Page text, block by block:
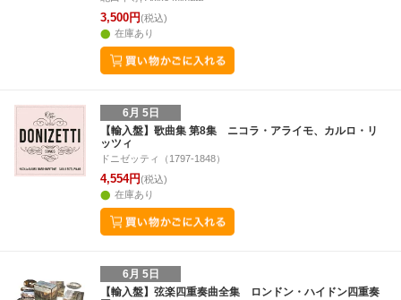
3,500円(税込)
在庫あり
6月 5日
【輸入盤】歌曲集 第8集 ニコラ・アライモ、カルロ・リ
ッツィ
ドニゼッティ（1797-1848）
4,554円(税込)
在庫あり
6月 5日
【輸入盤】弦楽四重奏曲全集 ロンドン・ハイドン四重奏